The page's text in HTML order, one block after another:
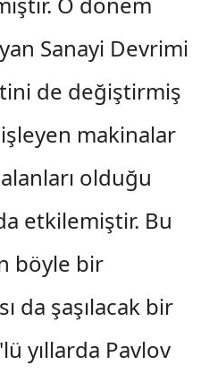
Sanayi Devrimi
de değiştirmiş
makinalar
olduğu
etkilemiştir. Bu
böyle bir
da şaşılacak bir
yıllarda Pavlov